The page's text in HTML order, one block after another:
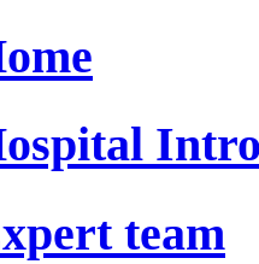
team